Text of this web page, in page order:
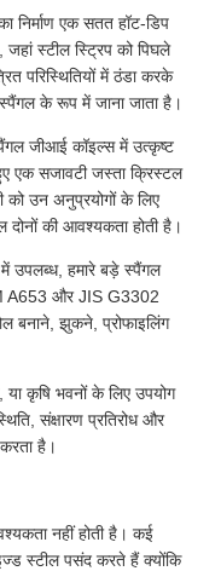
निर्माण एक सतत हॉट-डिप
जहां स्टील स्ट्रिप को पिघले
परिस्थितियों में ठंडा करके
स्पैंगल के रूप में जाना जाता है।
जीआई कॉइल्स में उत्कृष्ट
एक सजावटी जस्ता क्रिस्टल
को उन अनुप्रयोगों के लिए
दोनों की आवश्यकता होती है।
उपलब्ध, हमारे बड़े स्पैंगल
A653 और JIS G3302
बनाने, झुकने, प्रोफाइलिंग
कृषि भवनों के लिए उपयोग
संक्षारण प्रतिरोध और
है।
नहीं होती है। कई
स्टील पसंद करते हैं क्योंकि